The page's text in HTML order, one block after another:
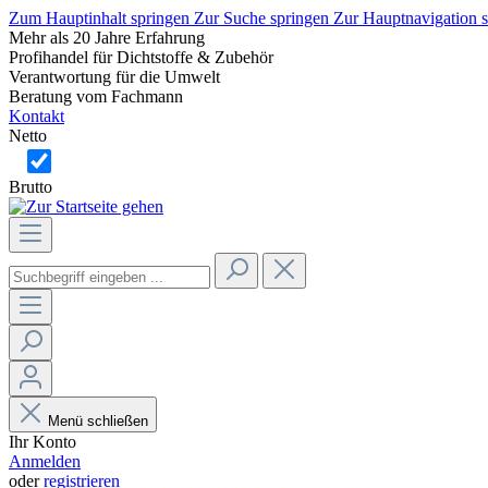
Zum Hauptinhalt springen Zur Suche springen Zur Hauptnavigation
Mehr als 20 Jahre Erfahrung
Profihandel für Dichtstoffe & Zubehör
Verantwortung für die Umwelt
Beratung vom Fachmann
Kontakt
Netto
Brutto
Menü schließen
Ihr Konto
Anmelden
oderregistrieren